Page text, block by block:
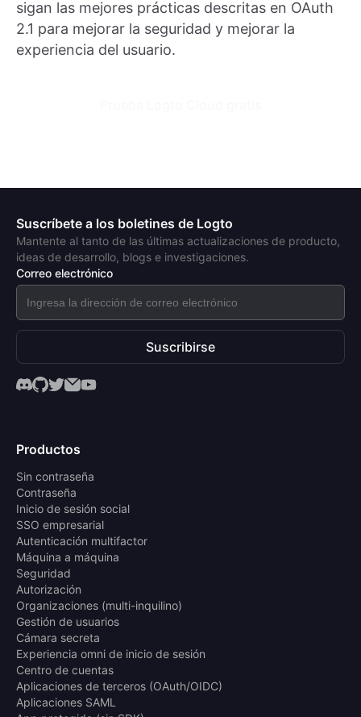
sigan las mejores prácticas descritas en OAuth
2.1 para mejorar la seguridad y mejorar la
experiencia del usuario.
Suscríbete a los boletines de Logto
Mantente al tanto de las últimas actualizaciones de producto,
ideas de desarrollo, blogs e investigaciones.
Correo electrónico
Suscribirse
Productos
Sin contraseña
Contraseña
Inicio de sesión social
SSO empresarial
Autenticación multifactor
Máquina a máquina
Seguridad
Autorización
Organizaciones (multi-inquilino)
Gestión de usuarios
Cámara secreta
Experiencia omni de inicio de sesión
Centro de cuentas
Aplicaciones de terceros (OAuth/OIDC)
Aplicaciones SAML